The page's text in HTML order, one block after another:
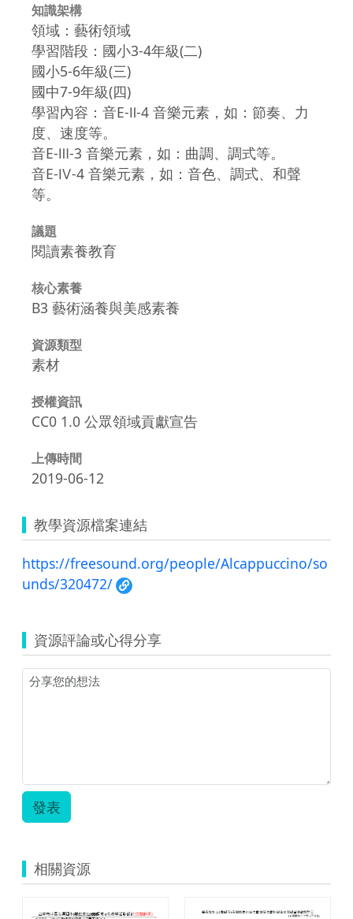
知識架構
領域：藝術領域
學習階段：國小3-4年級(二)
國小5-6年級(三)
國中7-9年級(四)
學習內容：音E-Ⅱ-4 音樂元素，如：節奏、力
度、速度等。
音E-Ⅲ-3 音樂元素，如：曲調、調式等。
音E-Ⅳ-4 音樂元素，如：音色、調式、和聲
等。
議題
閱讀素養教育
核心素養
B3 藝術涵養與美感素養
資源類型
素材
授權資訊
CC0 1.0 公眾領域貢獻宣告
上傳時間
2019-06-12
教學資源檔案連結
https://freesound.org/people/Alcappuccino/so
unds/320472/
資源評論或心得分享
發表
相關資源